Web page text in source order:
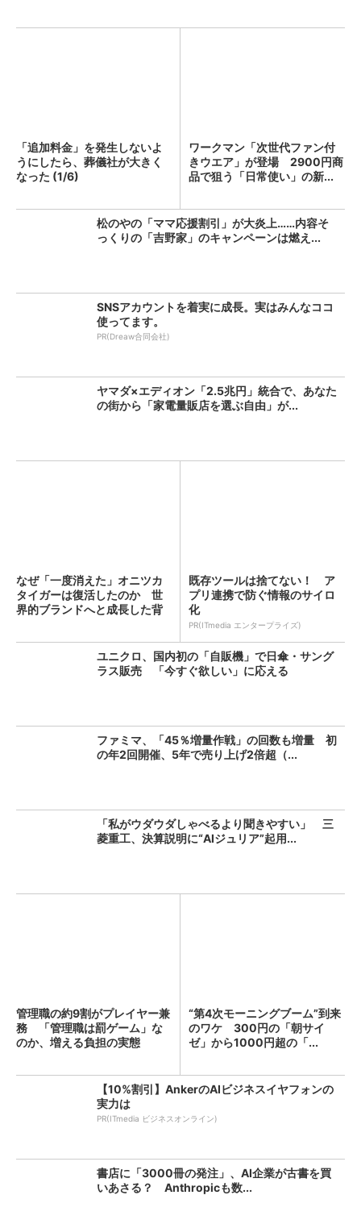
「追加料金」を発生しないよ
うにしたら、葬儀社が大きく
なった (1/6)
ワークマン「次世代ファン付
きウエア」が登場 2900円商
品で狙う「日常使い」の新...
松のやの「ママ応援割引」が大炎上……内容そ
っくりの「吉野家」のキャンペーンは燃え...
SNSアカウントを着実に成長。実はみんなココ
使ってます。
PR(Dreaw合同会社)
ヤマダ×エディオン「2.5兆円」統合で、あなた
の街から「家電量販店を選ぶ自由」が...
なぜ「一度消えた」オニツカ
タイガーは復活したのか 世
界的ブランドへと成長した背
既存ツールは捨てない！ ア
プリ連携で防ぐ情報のサイロ
化
PR(ITmedia エンタープライズ)
ユニクロ、国内初の「自販機」で日傘・サング
ラス販売 「今すぐ欲しい」に応える
ファミマ、「45％増量作戦」の回数も増量 初
の年2回開催、5年で売り上げ2倍超（...
「私がウダウダしゃべるより聞きやすい」 三
菱重工、決算説明に“AIジュリア”起用...
管理職の約9割がプレイヤー兼
務 「管理職は罰ゲーム」な
のか、増える負担の実態
“第4次モーニングブーム”到来
のワケ 300円の「朝サイ
ゼ」から1000円超の「...
【10%割引】AnkerのAIビジネスイヤフォンの
実力は
PR(ITmedia ビジネスオンライン)
書店に「3000冊の発注」、AI企業が古書を買
いあさる？ Anthropicも数...